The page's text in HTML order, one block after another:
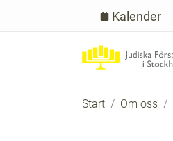
Kalender
Start Om oss